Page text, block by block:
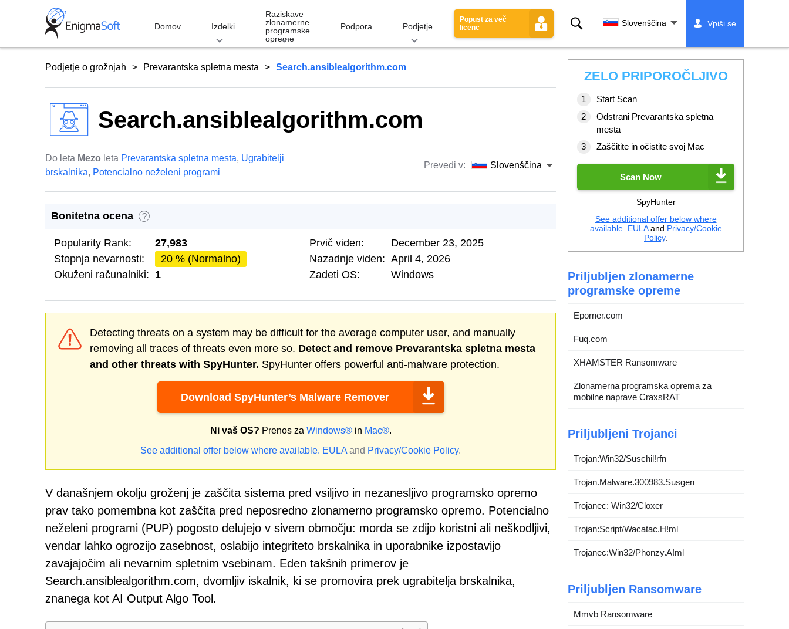
Domov Izdelki
Raziskave
zlonamerne
programske
opreme
Podpora Podjetje
Popust za več
licenc
Iskanje Slovenščina Vpiši se
Podjetje o grožnjah Prevarantska spletna mesta Search.ansiblealgorithm.com
Search.ansiblealgorithm.com
Do leta Mezo leta Prevarantska spletna mesta, Ugrabitelji
brskalnika, Potencialno neželeni programi
Prevedi v: Slovenščina
Bonitetna ocena ?
Popularity Rank:
27,983
Stopnja nevarnosti:
20 % (Normalno)
Okuženi računalniki: 1
Prvič viden:
December 23, 2025
Nazadnje viden: April 4, 2026
Zadeti OS:
Windows
Detecting threats on a system may be difficult for the average computer user, and manually
removing all traces of threats even more so. Detect and remove Prevarantska spletna mesta
and other threats with SpyHunter. SpyHunter offers powerful anti-malware protection.
Download SpyHunter’s Malware Remover
Ni vaš OS? Prenos za Windows®in Mac®.
See additional offer below where available. EULA and Privacy/Cookie Policy.
V današnjem okolju groženj je zaščita sistema pred vsiljivo in nezanesljivo programsko opremo
prav tako pomembna kot zaščita pred neposredno zlonamerno programsko opremo. Potencialno
neželeni programi (PUP) pogosto delujejo v sivem območju: morda se zdijo koristni ali neškodljivi,
vendar lahko ogrozijo zasebnost, oslabijo integriteto brskalnika in uporabnike izpostavijo
zavajajočim ali nevarnim spletnim vsebinam. Eden takšnih primerov je
Search.ansiblealgorithm.com, dvomljiv iskalnik, ki se promovira prek ugrabitelja brskalnika,
znanega kot AI Output Algo Tool.
ZELO PRIPOROČLJIVO
Start Scan
Odstrani Prevarantska spletna
mesta
Zaščitite in očistite svoj Mac
Scan Now
SpyHunter
See additional offer below where
available. EULAand Privacy/Cookie
Policy.
Priljubljen zlonamerne
programske opreme
Eporner.com
Fuq.com
XHAMSTER Ransomware
Zlonamerna programska oprema za
mobilne naprave CraxsRAT
Priljubljeni Trojanci
Trojan:Win32/Suschil!rfn
Trojan.Malware.300983.Susgen
Trojanec: Win32/Cloxer
Trojan:Script/Wacatac.H!ml
Trojanec:Win32/Phonzy.A!ml
Priljubljen Ransomware
Mmvb Ransomware